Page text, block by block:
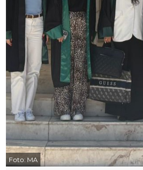
Foto: MA